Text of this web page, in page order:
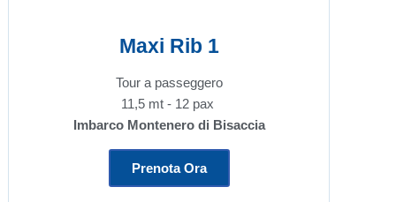
Maxi Rib 1
Tour a passeggero
11,5 mt - 12 pax
Imbarco Montenero di Bisaccia
Prenota Ora